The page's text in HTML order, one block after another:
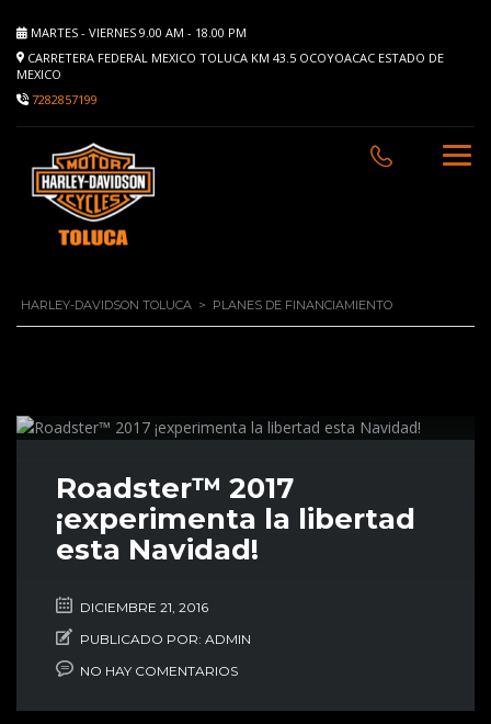
MARTES - VIERNES 9.00 AM - 18.00 PM
CARRETERA FEDERAL MEXICO TOLUCA KM 43.5 OCOYOACAC ESTADO DE
MEXICO
7282857199
HARLEY-DAVIDSON TOLUCA > PLANES DE FINANCIAMIENTO
Roadster™ 2017
¡experimenta la libertad
esta Navidad!
DICIEMBRE 21, 2016
PUBLICADO POR: ADMIN
NO HAY COMENTARIOS